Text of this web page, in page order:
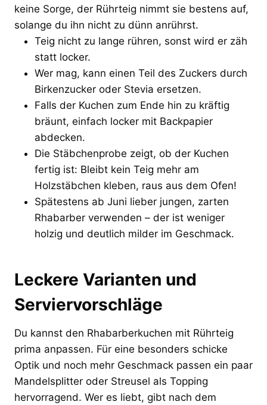
keine Sorge, der Rührteig nimmt sie bestens auf,
solange du ihn nicht zu dünn anrührst.
Teig nicht zu lange rühren, sonst wird er zäh
statt locker.
Wer mag, kann einen Teil des Zuckers durch
Birkenzucker oder Stevia ersetzen.
Falls der Kuchen zum Ende hin zu kräftig
bräunt, einfach locker mit Backpapier
abdecken.
Die Stäbchenprobe zeigt, ob der Kuchen
fertig ist: Bleibt kein Teig mehr am
Holzstäbchen kleben, raus aus dem Ofen!
Spätestens ab Juni lieber jungen, zarten
Rhabarber verwenden – der ist weniger
holzig und deutlich milder im Geschmack.
Leckere Varianten und
Serviervorschläge
Du kannst den Rhabarberkuchen mit Rührteig
prima anpassen. Für eine besonders schicke
Optik und noch mehr Geschmack passen ein paar
Mandelsplitter oder Streusel als Topping
hervorragend. Wer es liebt, gibt nach dem